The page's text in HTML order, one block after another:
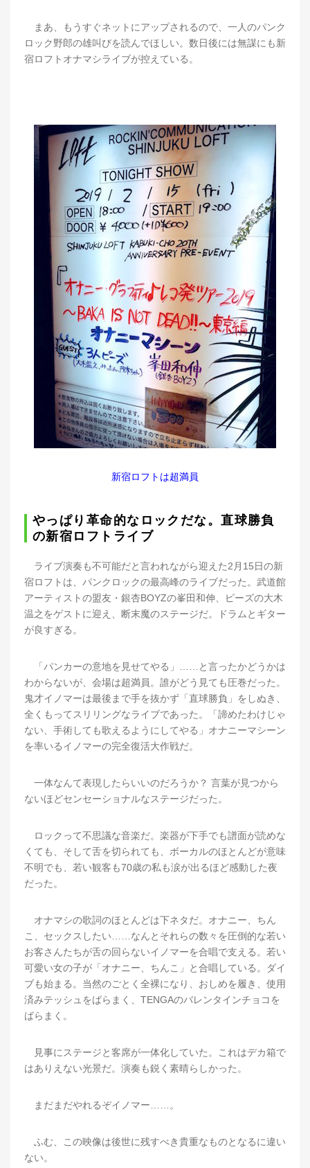
まあ、もうすぐネットにアップされるので、一人のパンク
ロック野郎の雄叫びを読んでほしい。数日後には無謀にも新
宿ロフトオナマシライブが控えている。
新宿ロフトは超満員
やっぱり革命的なロックだな。直球勝負
の新宿ロフトライブ
ライブ演奏も不可能だと言われながら迎えた2月15日の新
宿ロフトは、パンクロックの最高峰のライブだった。武道館
アーティストの盟友・銀杏BOYZの峯田和伸、ピーズの大木
温之をゲストに迎え、断末魔のステージだ。ドラムとギター
が良すぎる。
「パンカーの意地を見せてやる」……と言ったかどうかは
わからないが、会場は超満員。誰がどう見ても圧巻だった。
鬼才イノマーは最後まで手を抜かず「直球勝負」をしぬき、
全くもってスリリングなライブであった。「諦めたわけじゃ
ない、手術しても歌えるようにしてやる」オナニーマシーン
を率いるイノマーの完全復活大作戦だ。
一体なんて表現したらいいのだろうか？ 言葉が見つから
ないほどセンセーショナルなステージだった。
ロックって不思議な音楽だ。楽器が下手でも譜面が読めな
くても、そして舌を切られても、ボーカルのほとんどが意味
不明でも、若い観客も70歳の私も涙が出るほど感動した夜
だった。
オナマシの歌詞のほとんどは下ネタだ。オナニー、ちん
こ、セックスしたい……なんとそれらの数々を圧倒的な若い
お客さんたちが舌の回らないイノマーを合唱で支える。若い
可愛い女の子が「オナニー、ちんこ」と合唱している。ダイ
ブも始まる。当然のごとく全裸になり、おしめを履き、使用
済みテッシュをばらまく、TENGAのバレンタインチョコを
ばらまく。
見事にステージと客席が一体化していた。これはデカ箱で
はありえない光景だ。演奏も鋭く素晴らしかった。
まだまだやれるぞイノマー……。
ふむ、この映像は後世に残すべき貴重なものとなるに違い
ない。